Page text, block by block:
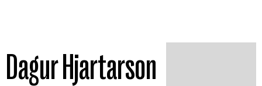
Dagur Hjartarson